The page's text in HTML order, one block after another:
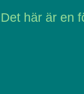
Det här är en